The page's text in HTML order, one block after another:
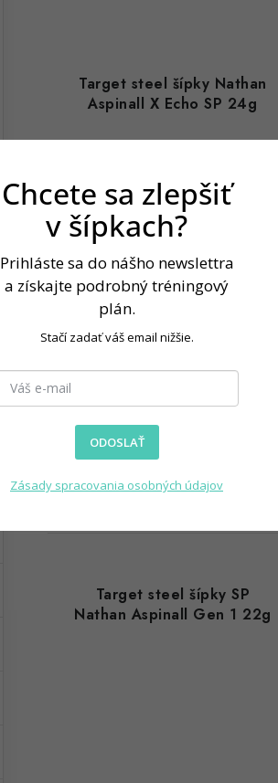
Target steel šípky Nathan
Aspinall X Echo SP 24g
(1 ks)
79,90 €
DO KOŠÍKA
Target steel šípky SP
Nathan Aspinall Gen 1 22g
Chcete sa zlepšiť
v šípkach?
Prihláste sa do nášho newslettra
a získajte podrobný tréningový
plán.
Stačí zadať váš email nižšie.
ODOSLAŤ
Zásady spracovania osobných údajov